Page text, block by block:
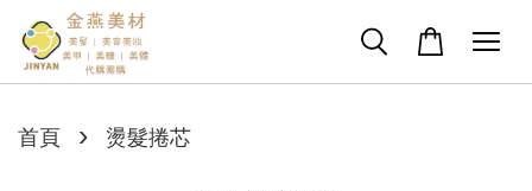
首頁 › 燙髮捲芯